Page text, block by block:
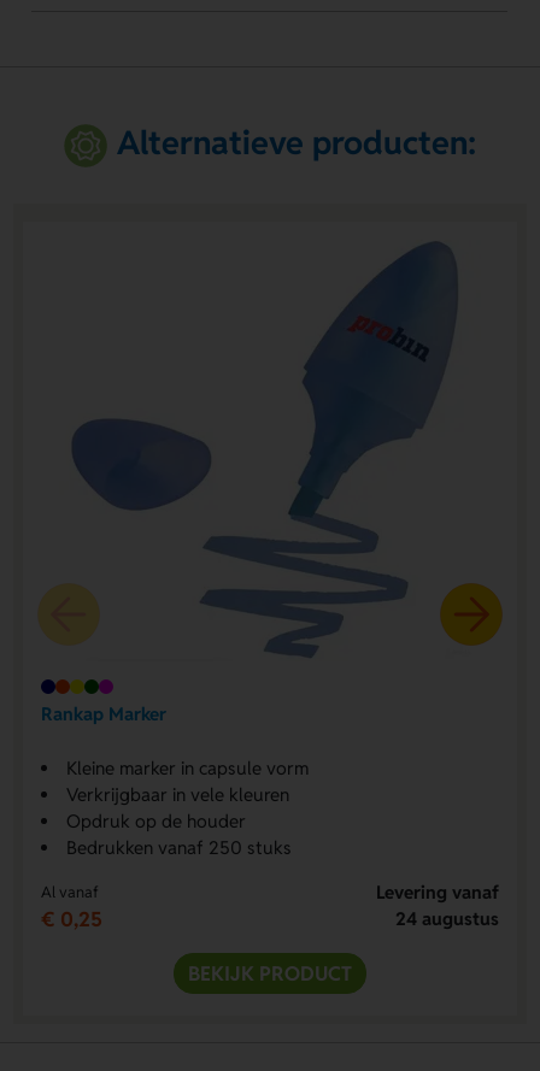
Alternatieve producten:
Rankap Marker
Kleine marker in capsule vorm
Verkrijgbaar in vele kleuren
Opdruk op de houder
Bedrukken vanaf 250 stuks
Al vanaf
€ 0,25
Levering vanaf
24 augustus
BEKIJK PRODUCT